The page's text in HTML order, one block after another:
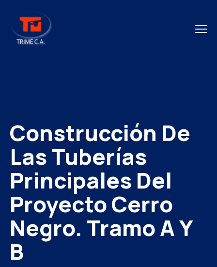
Construcción De
Las Tuberías
Principales Del
Proyecto Cerro
Negro. Tramo A Y
B